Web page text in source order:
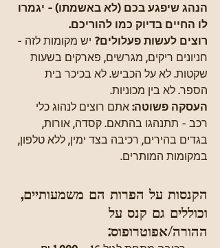
הנהג שיפגע בכם (לא באשמתו) - יגמרו
לו החיים בדיוק כמו להוריכם.
רוצים לעשות פעלולים? יש מקומות לזה -
חניונים ריקים, מגרשים, פארקים בשעות
שקטות. לא על הכביש. לא בכיכר בית
הספר. לא בין מכוניות.
העסקה פשוטה: אתם רוצים לנהוג כלי
רכב - תתנהגו בהתאם. קסדה, אורות,
בגדים בהירים, רכיבה בצד ימין, ללא טלפון,
במקומות המותרים.
הקנסות על הפרות הם משמעותיים,
וכוללים גם קנס על
ההורה/אפוטרופוס: